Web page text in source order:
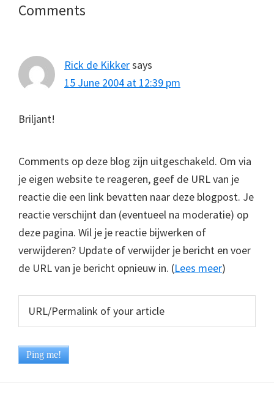
Reader
Comments
Rick de Kikkersays
15 June 2004 at 12:39 pm
Briljant!
Comments op deze blog zijn uitgeschakeld. Om via
je eigen website te reageren, geef de URL van je
reactie die een link bevatten naar deze blogpost. Je
reactie verschijnt dan (eventueel na moderatie) op
deze pagina. Wil je je reactie bijwerken of
verwijderen? Update of verwijder je bericht en voer
de URL van je bericht opnieuw in. (Lees meer)